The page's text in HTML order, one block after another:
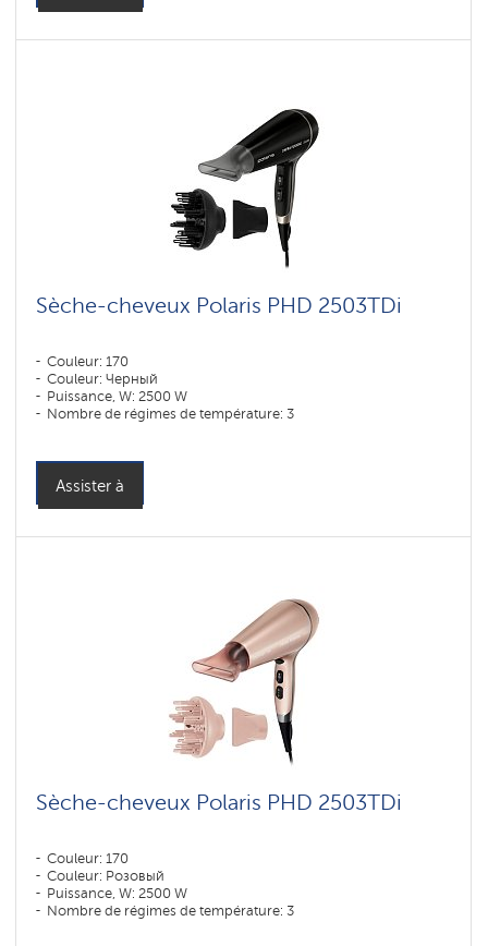
Sèche-cheveux Polaris PHD 2503TDi
Couleur: 170
Couleur: Черный
Puissance, W: 2500 W
Nombre de régimes de température: 3
Assister à
Sèche-cheveux Polaris PHD 2503TDi
Couleur: 170
Couleur: Розовый
Puissance, W: 2500 W
Nombre de régimes de température: 3